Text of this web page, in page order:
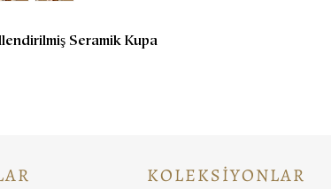
Seramik Kupa
KOLEKSİYONLAR